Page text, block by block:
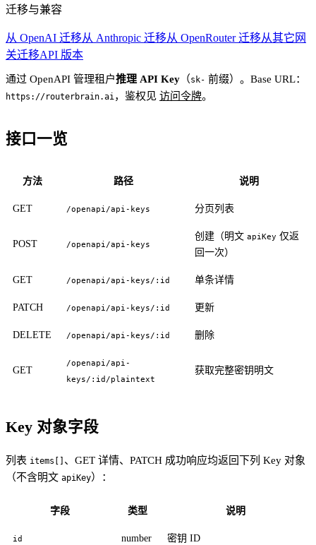
迁移与兼容
从 OpenAI 迁移从 Anthropic 迁移从 OpenRouter 迁移从其它网
关迁移API 版本
通过 OpenAPI 管理租户推理 API Key （ sk- 前缀）。Base URL：
https://routerbrain.ai，鉴权见 访问令牌。
接口一览
方法 路径 说明
GET /openapi/api-keys 分页列表
POST /openapi/api-keys
创建（明文apiKey 仅返
回一次）
GET /openapi/api-keys/:id 单条详情
PATCH /openapi/api-keys/:id 更新
DELETE /openapi/api-keys/:id 删除
GET
/openapi/api-
keys/:id/plaintext
获取完整密钥明文
Key 对象字段
列表 items[] 、GET 详情、PATCH 成功响应均返回下列 Key 对象
（不含明文 apiKey）：
字段 类型 说明
id number 密钥 ID